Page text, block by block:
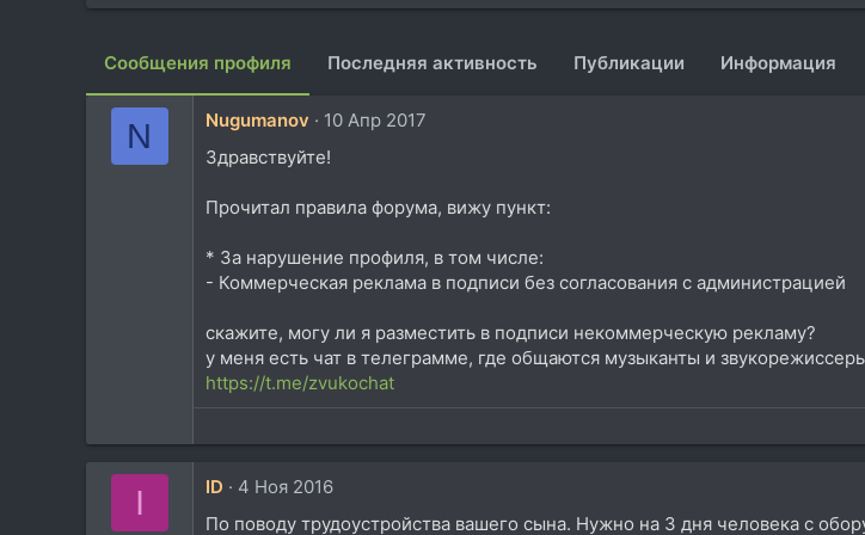
Сообщения профиля Последняя активность Публикации Информация
N Nugumanov
10 Апр 2017
Здравствуйте!
Прочитал правила форума, вижу пункт:
* За нарушение профиля, в том числе:
- Коммерческая реклама в подписи без согласования с администрацией
скажите, могу ли я разместить в подписи некоммерческую рекламу?
у меня есть чат в телеграмме, где общаются музыканты и
https://t.me/zvukochat
I ID
4 Ноя 2016
По поводу трудоустройства вашего сына. Нужно на 3 дня человека с